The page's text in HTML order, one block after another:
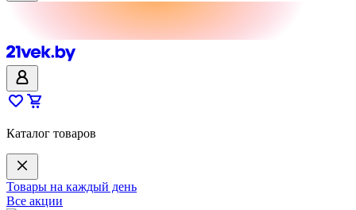
Каталог товаров
Товары на каждый день
Все акции